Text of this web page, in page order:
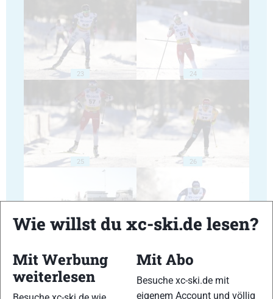
23 24
25 26
Wie willst du xc-ski.de lesen?
Mit Werbung
weiterlesen
Mit Abo
Besuche xc-ski.de mit
eigenem Account und völlig